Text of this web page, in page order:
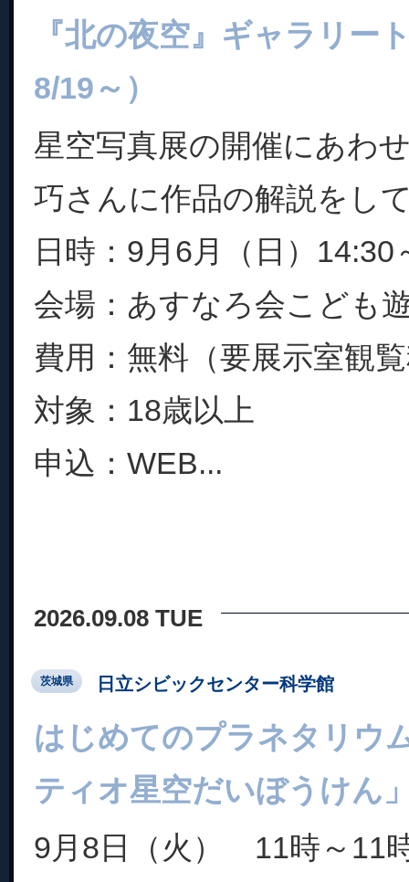
『北の夜空』ギャラリー
8/19～）
星空写真展の開催にあわ
巧さんに作品の解説をし
日時：9月6月（日）14:30
会場：あすなろ会こども
費用：無料（要展示室観
対象：18歳以上
申込：WEB...
2026.09.08 TUE
茨城県 日立シビックセンター科学館
はじめてのプラネタリウ
ティオ星空だいぼうけん
9月8日（火） 11時～11